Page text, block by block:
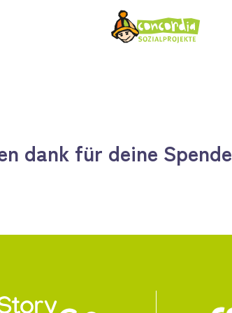
dank für deine Spende